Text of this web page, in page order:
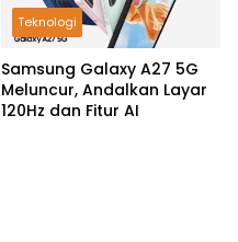
Teknologi
Samsung Galaxy A27 5G
Meluncur, Andalkan Layar
120Hz dan Fitur AI